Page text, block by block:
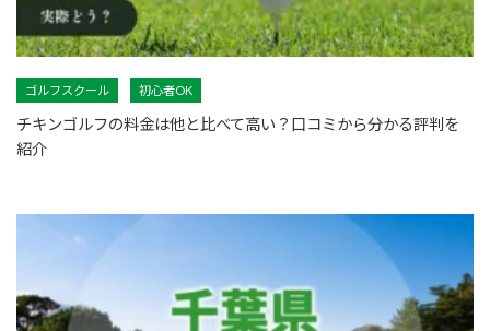
ゴルフスクール 初心者OK
チキンゴルフの料金は他と比べて高い？口コミから分かる評判を
紹介